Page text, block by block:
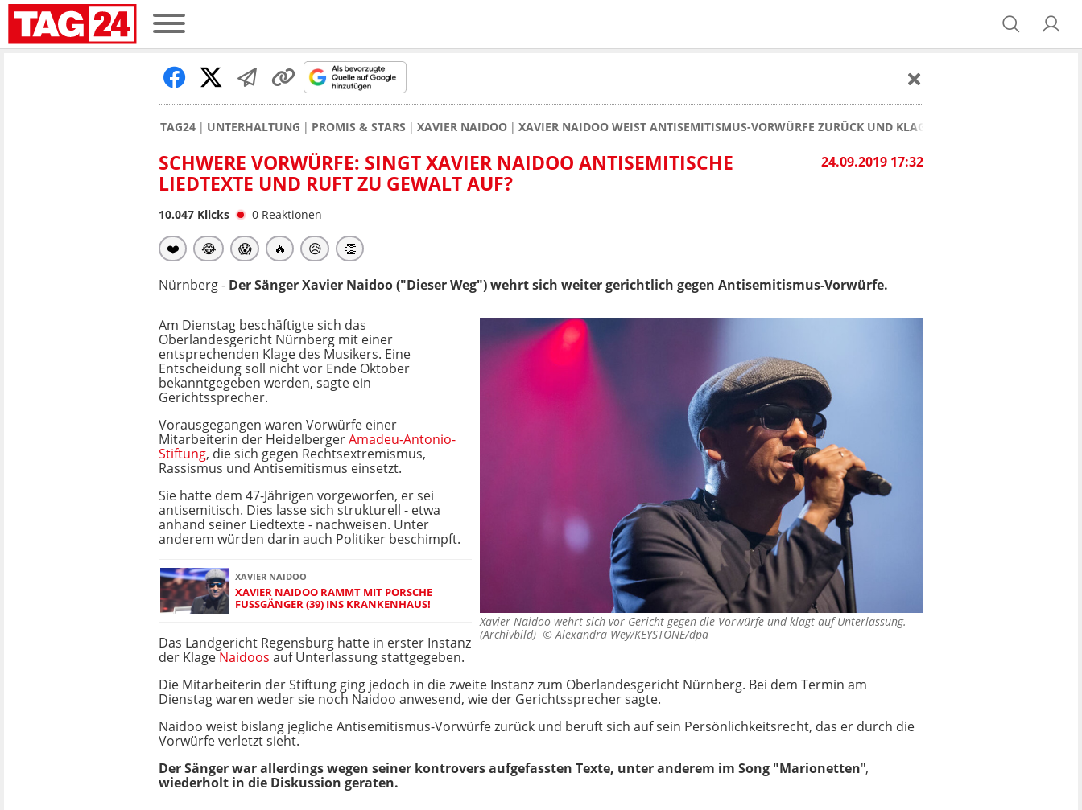
TAG24 UNTERHALTUNG PROMIS & STARS XAVIER NAIDOO XAVIER NAIDOO WEIST ANTISEMITISMUS-VORWÜRFE ZURÜCK UND KLAGT AUF UNTERLASSUNG
24.09.2019 17:32
SCHWERE VORWÜRFE: SINGT XAVIER NAIDOO ANTISEMITISCHE
LIEDTEXTE UND RUFT ZU GEWALT AUF?
10.047 Klicks 0 Reaktionen
❤️ 😂 😱 🔥 😥 👏
Nürnberg - Der Sänger Xavier Naidoo ("Dieser Weg") wehrt sich weiter gerichtlich gegen Antisemitismus-Vorwürfe.
Xavier Naidoo wehrt sich vor Gericht gegen die Vorwürfe und klagt auf Unterlassung.
(Archivbild) ©Alexandra Wey/KEYSTONE/dpa
Am Dienstag beschäftigte sich das
Oberlandesgericht Nürnberg mit einer
entsprechenden Klage des Musikers. Eine
Entscheidung soll nicht vor Ende Oktober
bekanntgegeben werden, sagte ein
Gerichtssprecher.
Vorausgegangen waren Vorwürfe einer
Mitarbeiterin der HeidelbergerAmadeu-Antonio-
Stiftung, die sich gegen Rechtsextremismus,
Rassismus und Antisemitismus einsetzt.
Sie hatte dem 47-Jährigen vorgeworfen, er sei
antisemitisch. Dies lasse sich strukturell - etwa
anhand seiner Liedtexte - nachweisen. Unter
anderem würden darin auch Politiker beschimpft.
XAVIER NAIDOO
XAVIER NAIDOO RAMMT MIT PORSCHE
FUSSGÄNGER (39) INS KRANKENHAUS!
Das Landgericht Regensburg hatte in erster Instanz
der Klage Naidoos auf Unterlassung stattgegeben.
Die Mitarbeiterin der Stiftung ging jedoch in die zweite Instanz zum Oberlandesgericht Nürnberg. Bei dem Termin am
Dienstag waren weder sie noch Naidoo anwesend, wie der Gerichtssprecher sagte.
Naidoo weist bislang jegliche Antisemitismus-Vorwürfe zurück und beruft sich auf sein Persönlichkeitsrecht, das er durch die
Vorwürfe verletzt sieht.
Der Sänger war allerdings wegen seiner kontrovers aufgefassten Texte, unter anderem im Song "Marionetten",
wiederholt in die Diskussion geraten.